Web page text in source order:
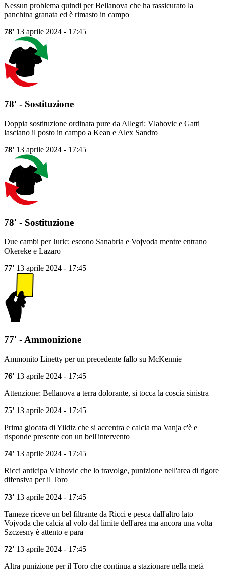
Nessun problema quindi per Bellanova che ha rassicurato la
panchina granata ed è rimasto in campo
78' 13 aprile 2024 - 17:45
78' - Sostituzione
Doppia sostituzione ordinata pure da Allegri: Vlahovic e Gatti
lasciano il posto in campo a Kean e Alex Sandro
78' 13 aprile 2024 - 17:45
78' - Sostituzione
Due cambi per Juric: escono Sanabria e Vojvoda mentre entrano
Okereke e Lazaro
77' 13 aprile 2024 - 17:45
77' - Ammonizione
Ammonito Linetty per un precedente fallo su McKennie
76' 13 aprile 2024 - 17:45
Attenzione: Bellanova a terra dolorante, si tocca la coscia sinistra
75' 13 aprile 2024 - 17:45
Prima giocata di Yildiz che si accentra e calcia ma Vanja c'è e
risponde presente con un bell'intervento
74' 13 aprile 2024 - 17:45
Ricci anticipa Vlahovic che lo travolge, punizione nell'area di rigore
difensiva per il Toro
73' 13 aprile 2024 - 17:45
Tameze riceve un bel filtrante da Ricci e pesca dall'altro lato
Vojvoda che calcia al volo dal limite dell'area ma ancora una volta
Szczesny è attento e para
72' 13 aprile 2024 - 17:45
Altra punizione per il Toro che continua a stazionare nella metà